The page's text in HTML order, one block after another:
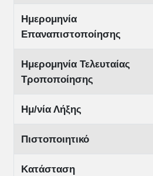
Ημερομηνία
Επαναπιστοποίησης
Ημερομηνία Τελευταίας
Τροποποίησης
Ημ/νία Λήξης
Πιστοποιητικό
Κατάσταση